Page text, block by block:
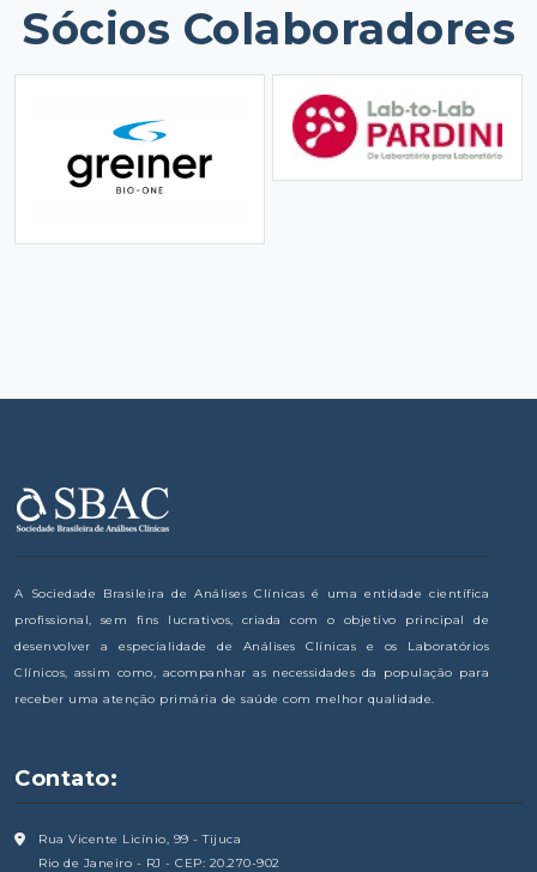
Sócios Colaboradores
A Sociedade Brasileira de Análises Clínicas é uma entidade científica
profissional, sem fins lucrativos, criada com o objetivo principal de
desenvolver a especialidade de Análises Clínicas e os Laboratórios
Clínicos, assim como, acompanhar as necessidades da população para
receber uma atenção primária de saúde com melhor qualidade.
Contato:
Rua Vicente Licínio, 99 - Tijuca
Rio de Janeiro - RJ - CEP: 20.270-902